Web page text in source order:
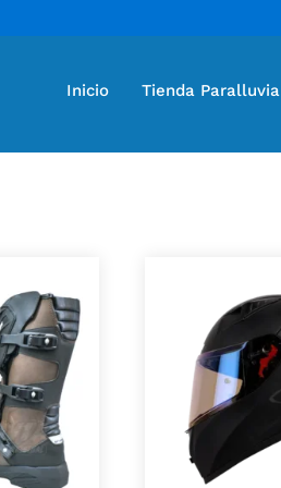
Inicio Tienda Paralluvia